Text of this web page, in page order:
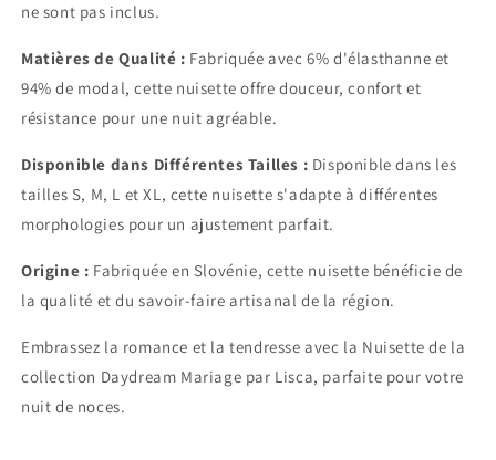
ne sont pas inclus.
Matières de Qualité : Fabriquée avec 6% d'élasthanne et
94% de modal, cette nuisette offre douceur, confort et
résistance pour une nuit agréable.
Disponible dans Différentes Tailles : Disponible dans les
tailles S, M, L et XL, cette nuisette s'adapte à différentes
morphologies pour un ajustement parfait.
Origine : Fabriquée en Slovénie, cette nuisette bénéficie de
la qualité et du savoir-faire artisanal de la région.
Embrassez la romance et la tendresse avec la Nuisette de la
collection Daydream Mariage par Lisca, parfaite pour votre
nuit de noces.